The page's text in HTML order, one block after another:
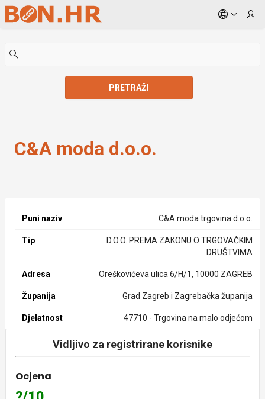
Skip to Main Content
PRETRAŽI
C&A moda d.o.o.
Puni naziv C&A moda trgovina d.o.o.
Tip
D.O.O. PREMA ZAKONU O TRGOVAČKIM
DRUŠTVIMA
Adresa Oreškovićeva ulica 6/H/1, 10000 ZAGREB
Županija Grad Zagreb i Zagrebačka županija
Djelatnost 47710 - Trgovina na malo odjećom
Vidljivo za registrirane korisnike
Ocjena